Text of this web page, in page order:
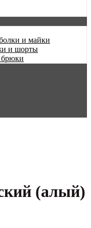
и майки
и шорты
брюки
(алый)